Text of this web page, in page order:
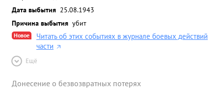
Дата выбытия 25.08.1943
Причина выбытия убит
Новое
Читать об этих событиях в журнале боевых действий
части
Ещё
Донесение о безвозвратных потерях